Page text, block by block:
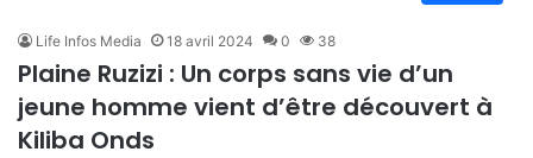
Life Infos Media 18 avril 2024 0 38
Plaine Ruzizi : Un corps sans vie d’un
jeune homme vient d’être découvert à
Kiliba Onds